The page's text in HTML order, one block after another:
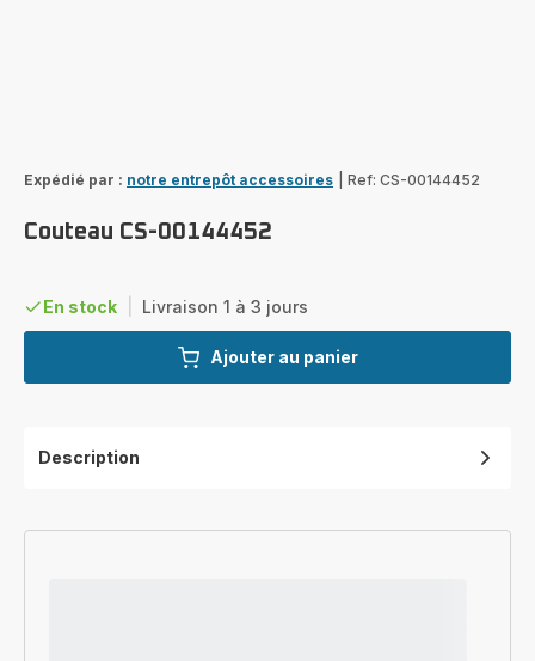
Expédié par : notre entrepôt accessoires Ref: CS-00144452
Couteau CS-00144452
En stock Livraison 1 à 3 jours
Ajouter au panier
Description